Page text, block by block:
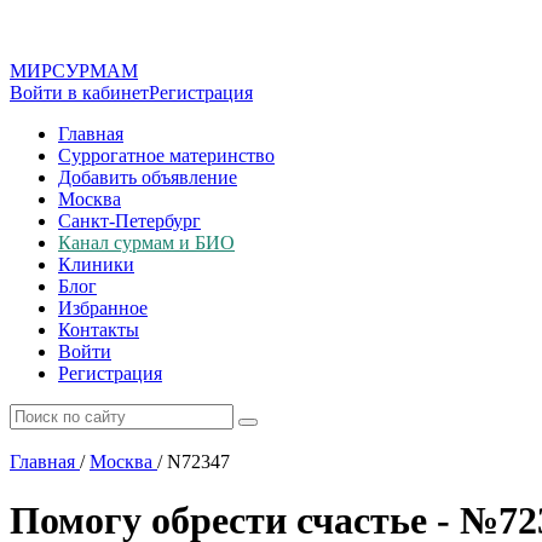
МИРСУРМАМ
Войти в кабинетРегистрация
Главная
Суррогатное материнство
Добавить объявление
Москва
Санкт-Петербург
Канал сурмам и БИО
Клиники
Блог
Избранное
Контакты
Войти
Регистрация
Главная / Москва /N72347
Помогу обрести счастье -